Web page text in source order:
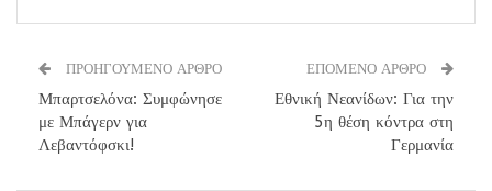
ΠΡΟΗΓΟΥΜΕΝΟ ΑΡΘΡΟ
Μπαρτσελόνα: Συμφώνησε
με Μπάγερν για
Λεβαντόφσκι!
ΕΠΟΜΕΝΟ ΑΡΘΡΟ
Εθνική Νεανίδων: Για την
5η θέση κόντρα στη
Γερμανία